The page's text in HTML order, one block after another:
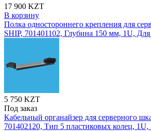
17 900 KZT
В корзину
Полка одностороннего крепления для
SHIP, 701401102, Глубина 150 мм, 1U, Для
5 750 KZT
Под заказ
Кабельный органайзер для серверного
701402120, Тип 5 пластиковых колец,